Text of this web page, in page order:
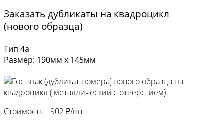
Заказать дубликаты на квадроцикл
(нового образца)
Тип 4а
Размер: 190мм х 145мм
Стоимость - 902 ₽/шт